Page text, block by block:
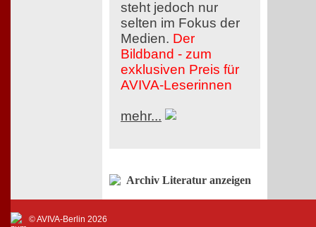
steht jedoch nur
selten im Fokus der
Medien. Der
Bildband - zum
exklusiven Preis für
AVIVA-Leserinnen
mehr...
Archiv Literatur anzeigen
© AVIVA-Berlin 2026